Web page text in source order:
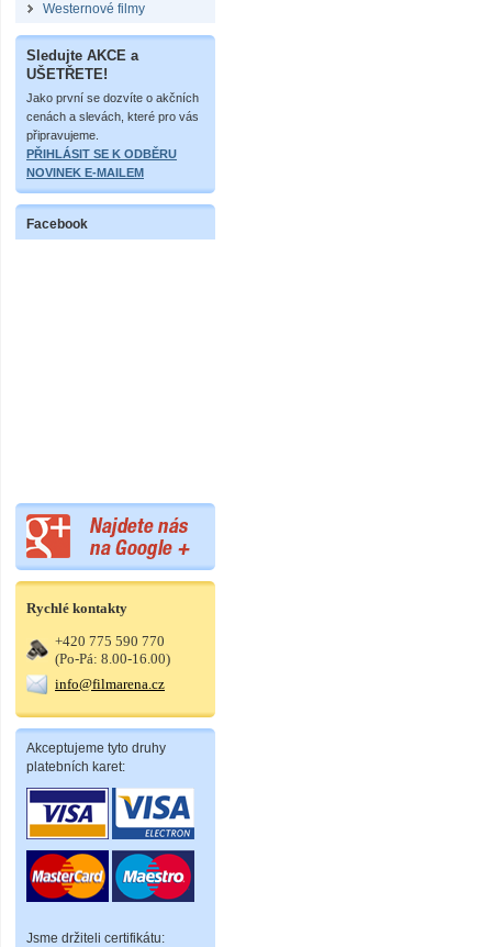
Westernové filmy
Sledujte AKCE a
UŠETŘETE!
Jako první se dozvíte o akčních
cenách a slevách, které pro vás
připravujeme.
PŘIHLÁSIT SE K ODBĚRU
NOVINEK E-MAILEM
Facebook
Rychlé kontakty
+420 775 590 770
(Po-Pá: 8.00-16.00)
info@filmarena.cz
Akceptujeme tyto druhy
platebních karet:
Jsme držiteli certifikátu: